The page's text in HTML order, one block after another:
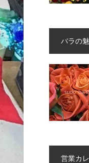
バラの
営業カ